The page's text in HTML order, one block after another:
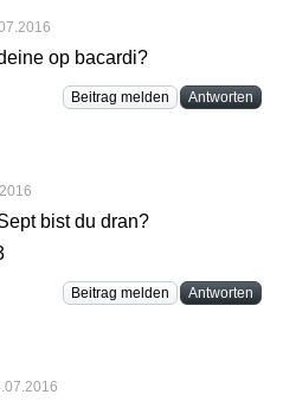
op bacardi?
Beitrag melden Antworten
bist du dran?
Beitrag melden Antworten